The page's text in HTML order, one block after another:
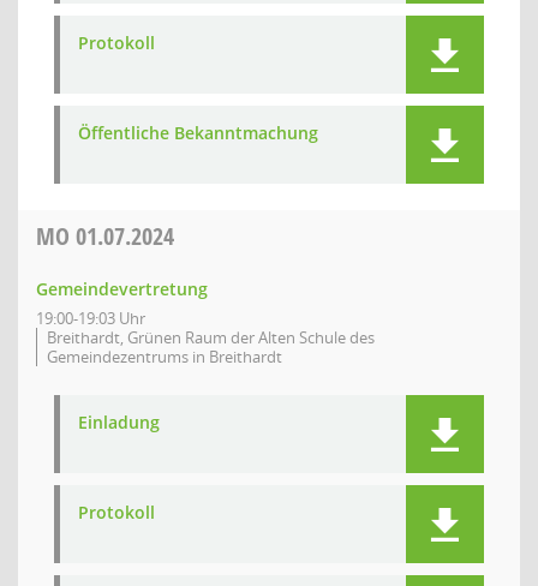
Protokoll
Öffentliche Bekanntmachung
MO 01.07.2024
Gemeindevertretung
19:00-19:03 Uhr
Breithardt, Grünen Raum der Alten Schule des
Gemeindezentrums in Breithardt
Einladung
Protokoll